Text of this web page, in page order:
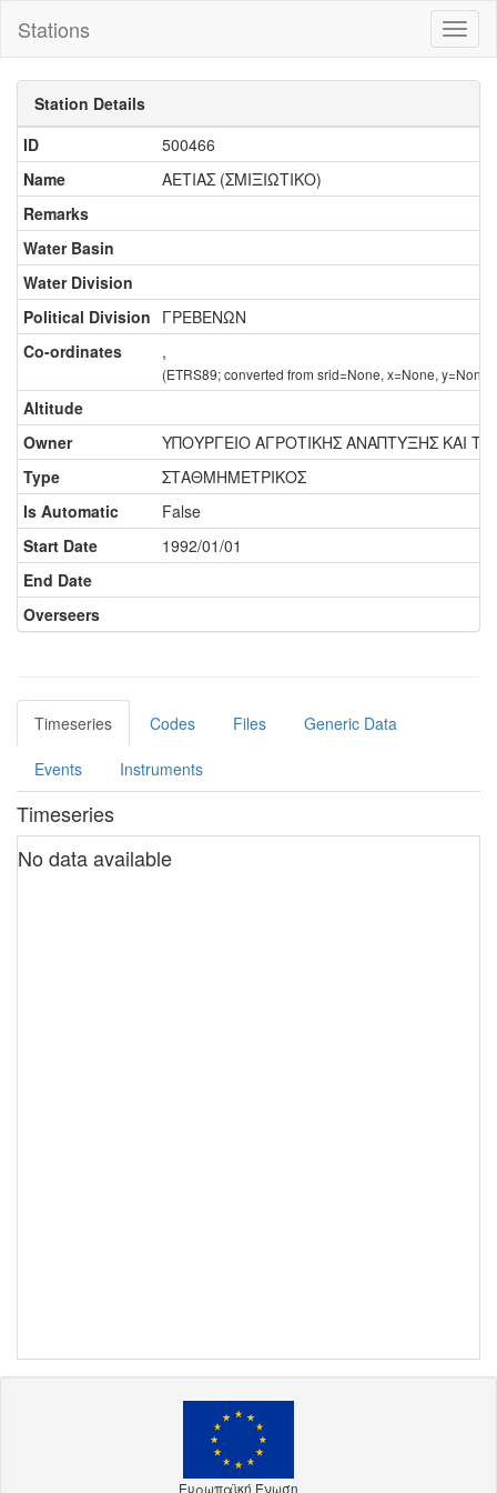
Stations
Station Details
ID
500466
Name
ΑΕΤΙΑΣ (ΣΜΙΞΙΩΤΙΚΟ)
Remarks
Water Basin
Water Division
Political Division ΓΡΕΒΕΝΩΝ
Co-ordinates
,
(ETRS89; converted from srid=None, x=None, y=None)
Altitude
Owner
ΥΠΟΥΡΓΕΙΟ ΑΓΡΟΤΙΚΗΣ ΑΝΑΠΤΥΞΗΣ ΚΑΙ
Type
ΣΤΑΘΜΗΜΕΤΡΙΚΟΣ
Is Automatic
False
Start Date
1992/01/01
End Date
Overseers
Timeseries Codes Files Generic Data
Events Instruments
Timeseries
No data available
Ευρωπαϊκή Ένωση